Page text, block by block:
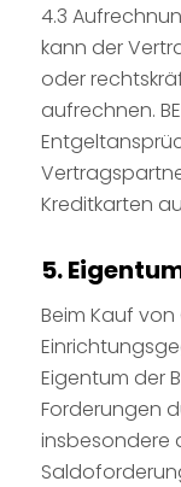
4.3
kann der
oder
aufrechnen.
Kreditkarten
5.
Beim Kauf
Eigentum der
Forderungen
insbesondere